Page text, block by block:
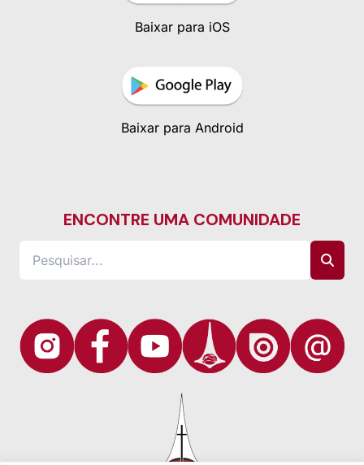
Baixar para iOS
Baixar para Android
ENCONTRE UMA COMUNIDADE